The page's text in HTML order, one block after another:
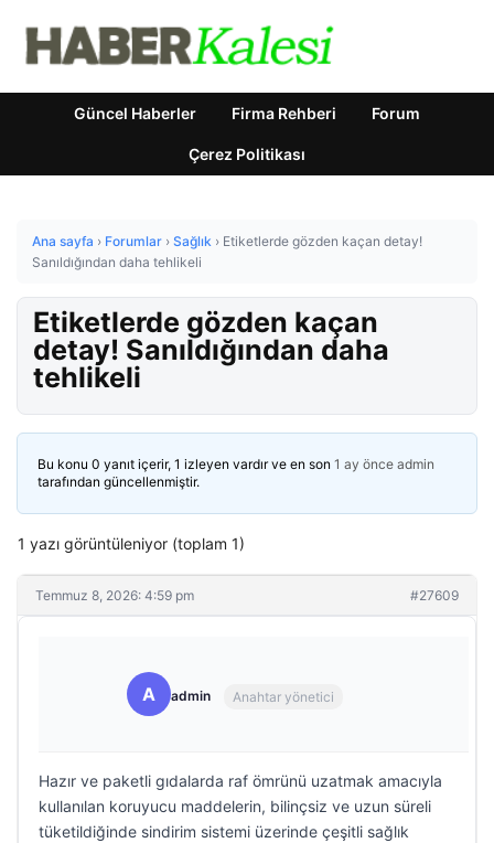
Güncel Haberler Firma Rehberi Forum
Çerez Politikası
Ana sayfa › Forumlar › Sağlık › Etiketlerde gözden kaçan detay!
Sanıldığından daha tehlikeli
Etiketlerde gözden kaçan
detay! Sanıldığından daha
tehlikeli
Bu konu 0 yanıt içerir, 1 izleyen vardır ve en son 1 ay önce admin
tarafından güncellenmiştir.
1 yazı görüntüleniyor (toplam 1)
Temmuz 8, 2026: 4:59 pm #27609
A admin Anahtar yönetici
Hazır ve paketli gıdalarda raf ömrünü uzatmak amacıyla
kullanılan koruyucu maddelerin, bilinçsiz ve uzun süreli
tüketildiğinde sindirim sistemi üzerinde çeşitli sağlık